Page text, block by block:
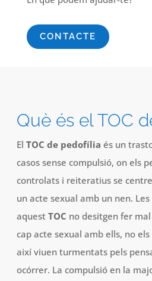
CONTACTE
Què és el TOC
El TOC de pedofília és un
casos sense compulsió, on els
controlats i reiteratius se
un acte sexual amb un nen.
aquest TOC no desitgen fer
cap acte sexual amb ells, no
així viuen turmentats pels
ocórrer. La compulsió en la